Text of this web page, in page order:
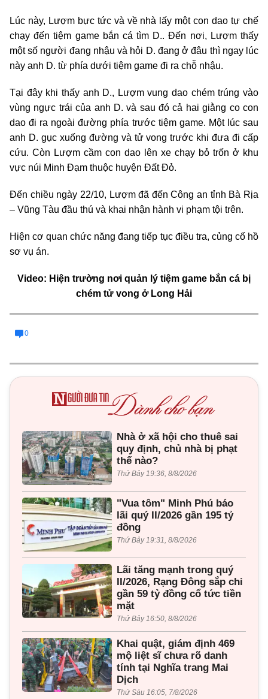
Lúc này, Lượm bực tức và về nhà lấy một con dao tự chế
chạy đến tiệm game bắn cá tìm D.. Đến nơi, Lượm thấy
một số người đang nhậu và hỏi D. đang ở đâu thì ngay lúc
này anh D. từ phía dưới tiệm game đi ra chỗ nhậu.
Tại đây khi thấy anh D., Lượm vung dao chém trúng vào
vùng ngực trái của anh D. và sau đó cả hai giằng co con
dao đi ra ngoài đường phía trước tiệm game. Một lúc sau
anh D. gục xuống đường và tử vong trước khi đưa đi cấp
cứu. Còn Lượm cầm con dao lên xe chạy bỏ trốn ở khu
vực núi Minh Đạm thuộc huyện Đất Đỏ.
Đến chiều ngày 22/10, Lượm đã đến Công an tỉnh Bà Rịa
– Vũng Tàu đầu thú và khai nhận hành vi phạm tội trên.
Hiện cơ quan chức năng đang tiếp tục điều tra, củng cố hồ
sơ vụ án.
Video: Hiện trường nơi quản lý tiệm game bắn cá bị
chém tử vong ở Long Hải
0
Nhà ở xã hội cho thuê sai
quy định, chủ nhà bị phạt
thế nào?
Thứ Bảy 19:36, 8/8/2026
"Vua tôm" Minh Phú báo
lãi quý II/2026 gần 195 tỷ
đồng
Thứ Bảy 19:31, 8/8/2026
Lãi tăng mạnh trong quý
II/2026, Rạng Đông sắp chi
gần 59 tỷ đồng cổ tức tiền
mặt
Thứ Bảy 16:50, 8/8/2026
Khai quật, giám định 469
mộ liệt sĩ chưa rõ danh
tính tại Nghĩa trang Mai
Dịch
Thứ Sáu 16:05, 7/8/2026